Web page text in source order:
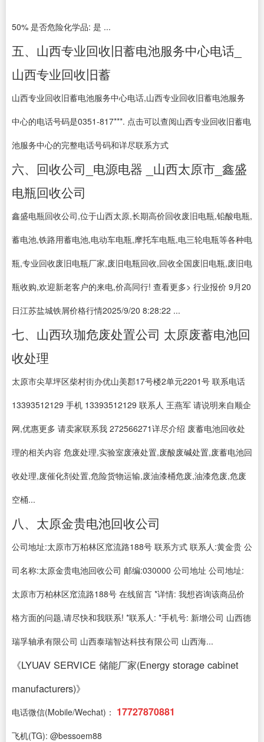
50% 是否危险化学品: 是 ...
五、山西专业回收旧蓄电池服务中心电话_
山西专业回收旧蓄
山西专业回收旧蓄电池服务中心电话,山西专业回收旧蓄电池服务
中心的电话号码是0351-817***. 点击可以查阅山西专业回收旧蓄电
池服务中心的完整电话号码和详尽联系方式
六、回收公司_电源电器 _山西太原市_鑫盛
电瓶回收公司
鑫盛电瓶回收公司,位于山西太原,长期高价回收废旧电瓶,铅酸电瓶,
蓄电池,铁路用蓄电池,电动车电瓶,摩托车电瓶,电三轮电瓶等各种电
瓶,专业回收废旧电瓶厂家,废旧电瓶回收,回收全国废旧电瓶,废旧电
瓶收购,欢迎新老客户的来电,价高同行! 查看更多> 行业报价 9月20
日江苏盐城铁屑价格行情2025/9/20 8:28:22 ...
七、山西玖珈危废处置公司 太原废蓄电池回
收处理
太原市尖草坪区柴村街办优山美郡17号楼2单元2201号 联系电话
13393512129 手机 13393512129 联系人 王燕军 请说明来自顺企
网,优惠更多 请卖家联系我 272566271详尽介绍 废蓄电池回收处
理的相关内容 危废处理,实验室废液处置,废酸废碱处置,废蓄电池回
收处理,废催化剂处置,危险货物运输,废油漆桶危废,油漆危废,危废
空桶...
八、太原金贵电池回收公司
公司地址:太原市万柏林区窊流路188号 联系方式 联系人:黄金贵 公
司名称:太原金贵电池回收公司 邮编:030000 公司地址 公司地址:
太原市万柏林区窊流路188号 在线留言 *详情: 我想咨询该商品价
格方面的问题,请尽快和我联系! *联系人: *手机号: 新增公司 山西德
瑞孚轴承有限公司 山西泰瑞智达科技有限公司 山西海...
《LYUAV SERVICE 储能厂家(Energy storage cabinet
manufacturers)》
电话微信(Mobile/Wechat)： 17727870881
飞机(TG): @bessoem88